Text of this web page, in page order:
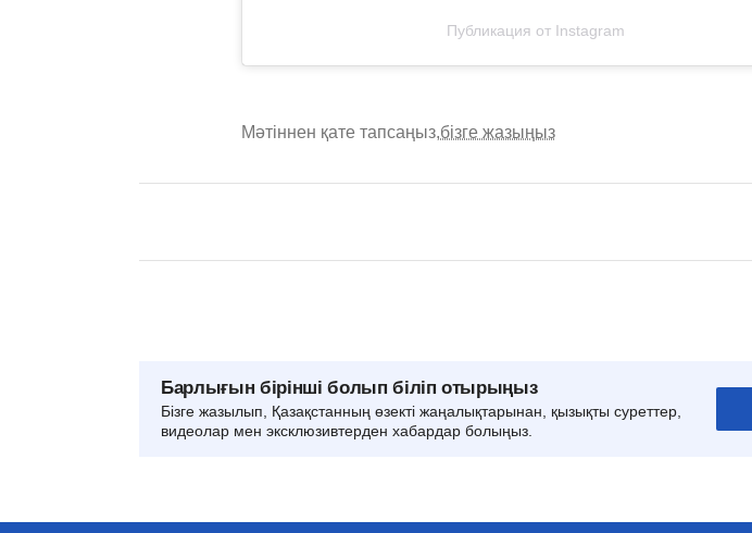
Публикация от Instagram
Мәтіннен қате тапсаңыз,бізге жазыңыз
Барлығын бірінші болып біліп отырыңыз
Бізге жазылып, Қазақстанның өзекті жаңалықтарынан, қызықты суреттер,
видеолар мен эксклюзивтерден хабардар болыңыз.